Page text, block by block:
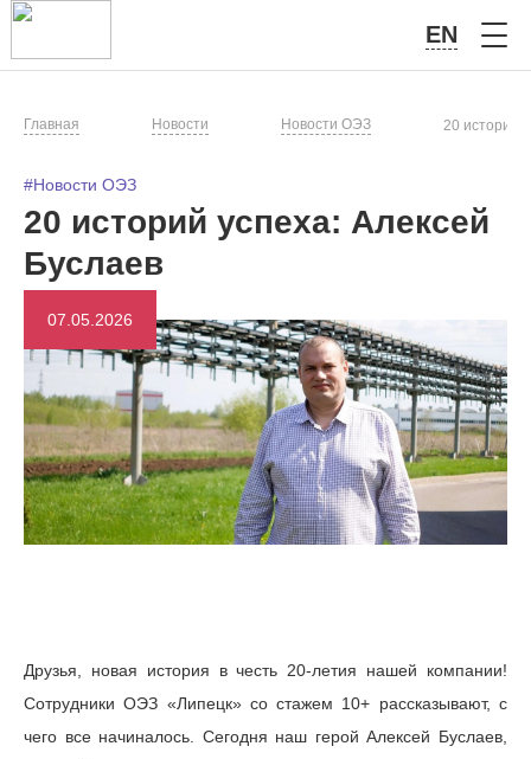
EN
Главная Новости Новости ОЭЗ 20 историй
#Новости ОЭЗ
20 историй успеха: Алексей
Буслаев
07.05.2026
Друзья, новая история в честь 20-летия нашей компании!
Сотрудники ОЭЗ «Липецк» со стажем 10+ рассказывают, с
чего все начиналось. Сегодня наш герой Алексей Буслаев,